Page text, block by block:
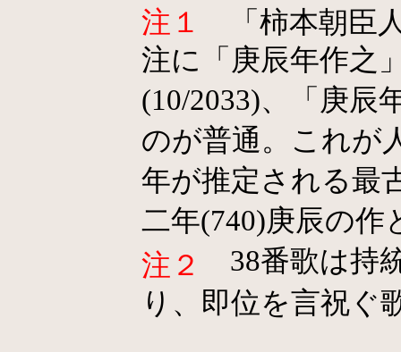
注１ 「柿本朝臣
注に「庚辰年作之
(10/2033)、「庚辰
のが普通。これが
年が推定される最
二年(740)庚辰の
注２
38番歌は持
り、即位を言祝ぐ